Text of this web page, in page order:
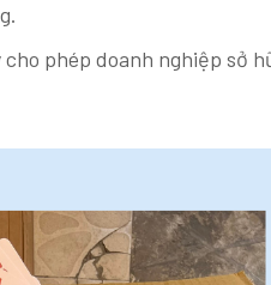
cho phép doanh nghiệp sở